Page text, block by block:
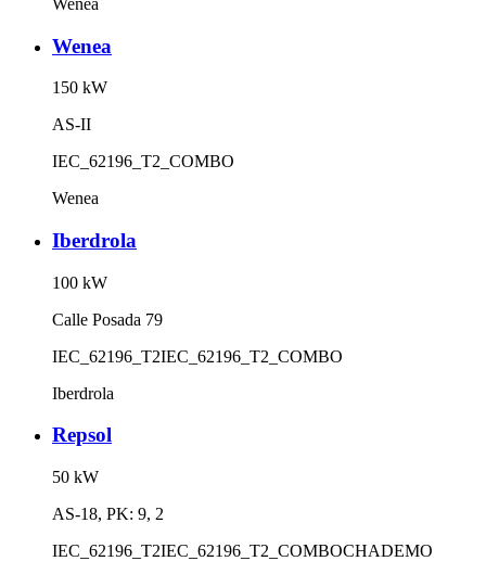
Wenea
150 kW
AS-II
IEC_62196_T2_COMBO
Wenea
Iberdrola
100 kW
Calle Posada 79
IEC_62196_T2IEC_62196_T2_COMBO
Iberdrola
Repsol
50 kW
AS-18, PK: 9, 2
IEC_62196_T2IEC_62196_T2_COMBOCHADEMO